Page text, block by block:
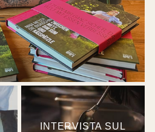
INTERVISTA SUL